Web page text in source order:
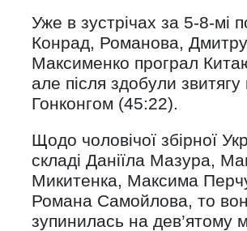
Уже в зустрічах за 5-8-мі
Конрад, Романова,
Максименко програл
але після здобули звитягу
Гонконгом (45:22).
Щодо чоловічої збірної
складі Даніїла Мазура,
Микитенка, Максима
Романа Самойлова, то
зупинилась на дев’ятому